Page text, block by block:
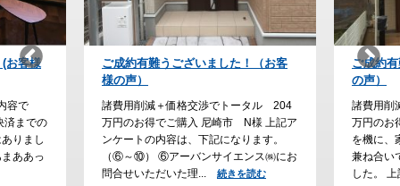
（お客
ル 204
上記ア
す。
㈱にお
ご成約有難うございました！(お客様
の声）
諸費用削減＋価格交渉でトータル 230
万円のお得でご購入 川西市 H様 ご結婚
を機に、家探しをスタートして、通勤の
兼ね合いで立地条件にこだわって探しま
した。 上記アン... 続きを読む
納得の
た。
諸費用削
でご購入
大阪で家
が、通勤
えて、